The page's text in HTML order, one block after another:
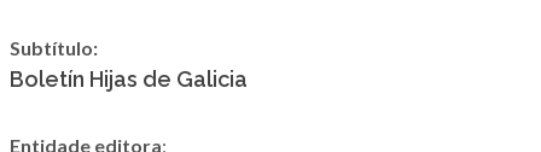
Subtítulo:
Boletín Hijas de Galicia
Entidade editora: